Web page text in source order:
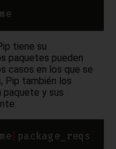
tiene su
paquetes pueden
casos en los que se
Pip también los
paquete y sus
[ package_reqs ]